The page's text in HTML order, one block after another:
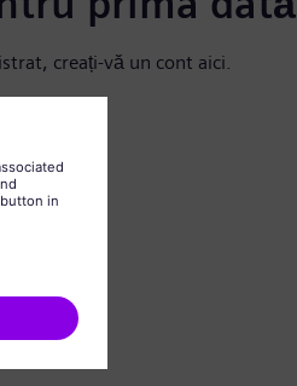
creați-vă un cont aici.